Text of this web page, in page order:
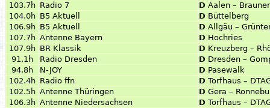
103.7h Radio 7 D Aalen –
104.0h B5 Aktuell D Büttelberg
106.9h B5 Aktuell D Allgäu –
107.7h Antenne Bayern D Hochries
107.9h BR Klassik D Kreuzberg –
91.1h
Radio Dresden D Dresden –
94.8h
N-JOY D Pasewalk
102.4h Radio ffn D Torfhaus –
102.5h Antenne Thüringen D Gera –
106.3h Antenne Niedersachsen D Torfhaus –